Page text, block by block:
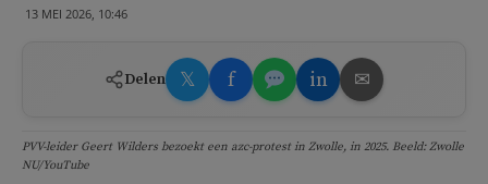
13 MEI 2026, 10:46
Delen 𝕏 f in ✉
PVV-leider Geert Wilders bezoekt een azc-protest in Zwolle, in 2025. Beeld: Zwolle
NU/YouTube